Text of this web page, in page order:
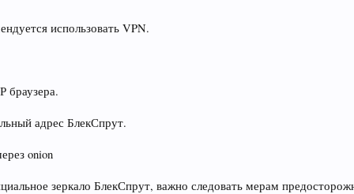
использовать VPN.
браузера.
адрес БлекСпрут.
onion
зеркало БлекСпрут, важно следовать мерам